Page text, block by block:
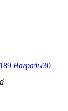
189 Награды30